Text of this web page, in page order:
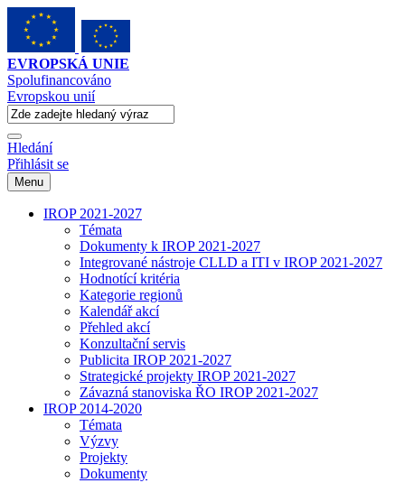
EVROPSKÁ UNIE
Spolufinancováno
Evropskou unií
Hledání
Přihlásit se
Menu
IROP 2021-2027
Témata
Dokumenty k IROP 2021-2027
Integrované nástroje CLLD a ITI v IROP 2021-2027
Hodnotící kritéria
Kategorie regionů
Kalendář akcí
Přehled akcí
Konzultační servis
Publicita IROP 2021-2027
Strategické projekty IROP 2021-2027
Závazná stanoviska ŘO IROP 2021-2027
IROP 2014-2020
Témata
Výzvy
Projekty
Dokumenty